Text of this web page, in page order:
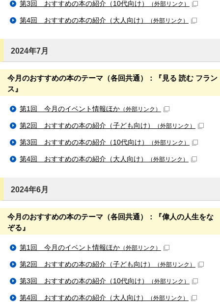
第3回 おすすめの本の紹介（10代向け） （外部リンク）
第4回 おすすめの本の紹介（大人向け） （外部リンク）
2024年7月
今月のおすすめの本のテーマ（各回共通）：『見る 読む フラン
ス』
第1回 今月のイベント情報ほか （外部リンク）
第2回 おすすめの本の紹介（子ども向け） （外部リンク）
第3回 おすすめの本の紹介（10代向け） （外部リンク）
第4回 おすすめの本の紹介（大人向け） （外部リンク）
2024年6月
今月のおすすめの本のテーマ（各回共通）：『偉人の人生をな
ぞる』
第1回 今月のイベント情報ほか （外部リンク）
第2回 おすすめの本の紹介（子ども向け） （外部リンク）
第3回 おすすめの本の紹介（10代向け） （外部リンク）
第4回 おすすめの本の紹介（大人向け） （外部リンク）